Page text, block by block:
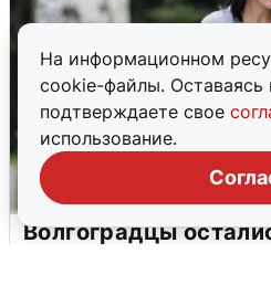
На информационном
cookie-файлы. Оставаясь
подтверждаете свое
использование.
Волгоградцы